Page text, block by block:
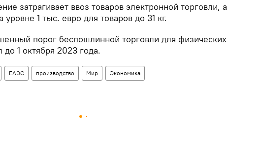
затрагивает ввоз товаров электронной торговли, а
уровне 1 тыс. евро для товаров до 31 кг.
порог беспошлинной торговли для физических
до 1 октября 2023 года.
ЕАЭС производство Мир Экономика